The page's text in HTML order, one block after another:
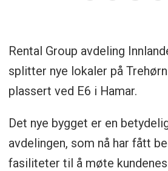
Rental Group avdeling
splitter nye lokaler på
plassert ved E6 i Hamar.
Det nye bygget er en
avdelingen, som nå har fått
fasiliteter til å møte